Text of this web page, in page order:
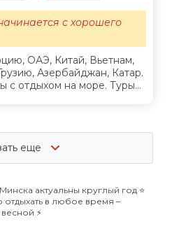
ОАЭ, Китай, Вьетнам,
Азербайджан, Катар.
с отдыхом на море. Туры...
с хорошего
еще
актуальны круглый год ⭐️
в любое время –
⚡️